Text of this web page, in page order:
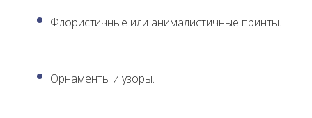
Флористичные или анималистичные принты.
Орнаменты и узоры.